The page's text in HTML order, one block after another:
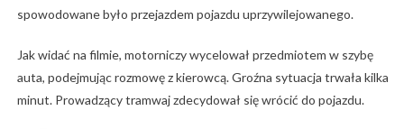
spowodowane było przejazdem pojazdu uprzywilejowanego.
Jak widać na filmie, motorniczy wycelował przedmiotem w szybę
auta, podejmując rozmowę z kierowcą. Groźna sytuacja trwała kilka
minut. Prowadzący tramwaj zdecydował się wrócić do pojazdu.